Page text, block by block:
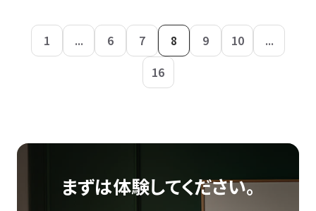
1 ... 6 7 8 9 10
...
16
まずは体験してください。